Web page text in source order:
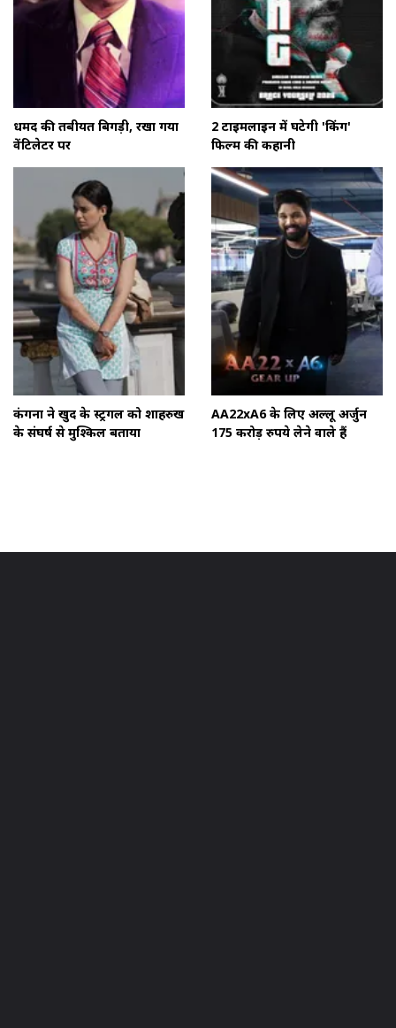
धर्मेंद की तबीयत बिगड़ी, रखा गया
वेंटिलेटर पर
2 टाइमलाइन में घटेगी 'किंग'
फिल्म की कहानी
कंगना ने खुद के स्ट्रगल को शाहरुख
के संघर्ष से मुश्किल बताया
AA22xA6 के लिए अल्लू अर्जुन
175 करोड़ रुपये लेने वाले हैं